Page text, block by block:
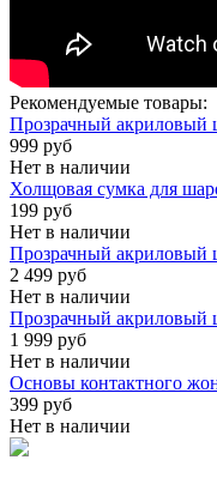
Рекомендуемые товары:
Прозрачный акриловый
999 руб
Нет в наличии
Холщовая сумка для
199 руб
Нет в наличии
Прозрачный акриловый
2 499 руб
Нет в наличии
Прозрачный акриловый
1 999 руб
Нет в наличии
Основы контактного
399 руб
Нет в наличии